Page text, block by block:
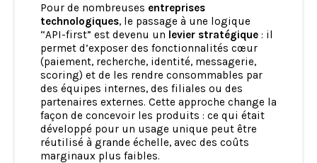
Pour de nombreuses entreprises
technologiques, le passage à une logique
“API-first” est devenu un levier stratégique : il
permet d’exposer des fonctionnalités cœur
(paiement, recherche, identité, messagerie,
scoring) et de les rendre consommables par
des équipes internes, des filiales ou des
partenaires externes. Cette approche change la
façon de concevoir les produits : ce qui était
développé pour un usage unique peut être
réutilisé à grande échelle, avec des coûts
marginaux plus faibles.